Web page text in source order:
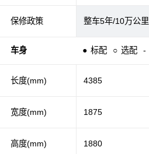
保修政策
车身 ● 标配 ○ 选配 -
长度(mm)
宽度(mm)
高度(mm)
整车5年/10万公里
4385
1875
1880